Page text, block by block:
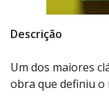
Descrição
Um dos maiores
obra que definiu